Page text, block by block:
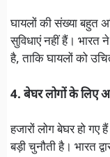
घायलों की संख्या बहुत
सुविधाएं नहीं हैं। भारत
है, ताकि घायलों को
4. बेघर लोगों के लिए
हजारों लोग बेघर हो
बड़ी चुनौती है। भारत